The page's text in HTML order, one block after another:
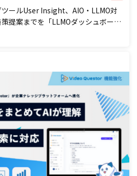
ールUser Insight、AIO・LLMO対
提案までを「LLMOダッシュボー